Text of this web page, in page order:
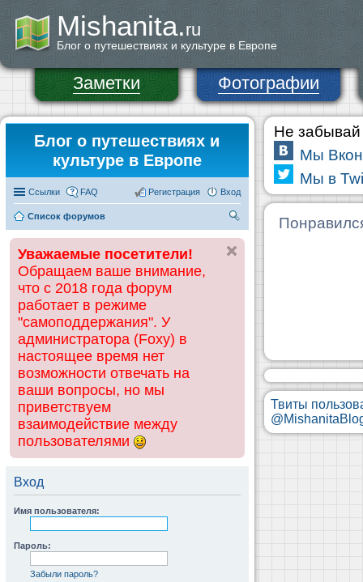
Mishanita.ru
Блог о путешествиях и культуре в Европе
Заметки Фотографии
Блог о путешествиях и
культуре в Европе
Ссылки FAQ Вход
Регистрация
Список форумов
ск
Уважаемые посетители!
Обращаем ваше внимание,
что с 2018 года форум
работает в режиме
"самоподдержания". У
администратора (Foxy) в
настоящее время нет
возможности отвечать на
ваши вопросы, но мы
приветствуем
взаимодействие между
пользователями
Вход
Имя пользователя:
Пароль:
Забыли пароль?
Не забывай
Мы
Мы в
Твиты